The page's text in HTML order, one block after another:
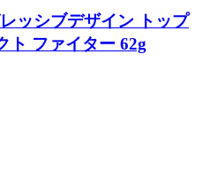
ッシブデザイン トップ
ト ファイター 62g